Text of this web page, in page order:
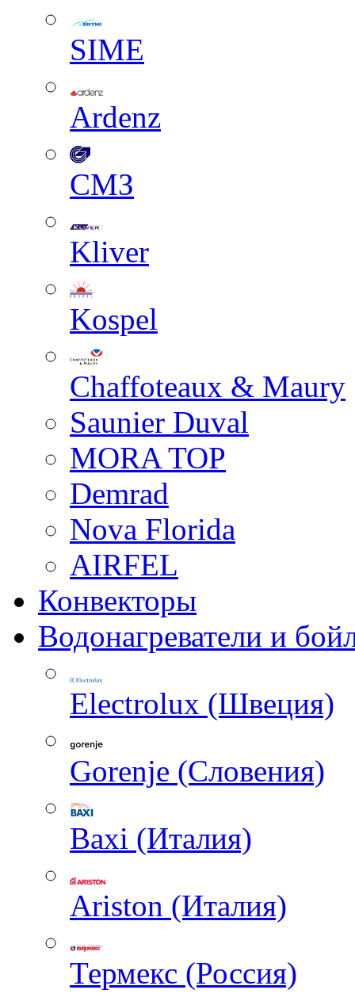
SIME
Ardenz
СМЗ
Kliver
Kospel
Chaffoteaux & Maury
Saunier Duval
MORA TOP
Demrad
Nova Florida
AIRFEL
Конвекторы
Водонагреватели и
Electrolux (Швеция)
Gorenje (Словения)
Baxi (Италия)
Ariston (Италия)
Термекс (Россия)